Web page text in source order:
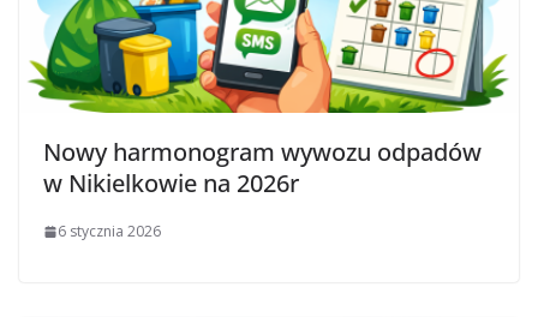
Nowy harmonogram wywozu odpadów
w Nikielkowie na 2026r
6 stycznia 2026